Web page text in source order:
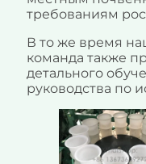
требованиям
В то же время
команда также
детального
руководства по